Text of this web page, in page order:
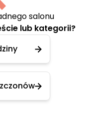
salonu
lub kategorii?